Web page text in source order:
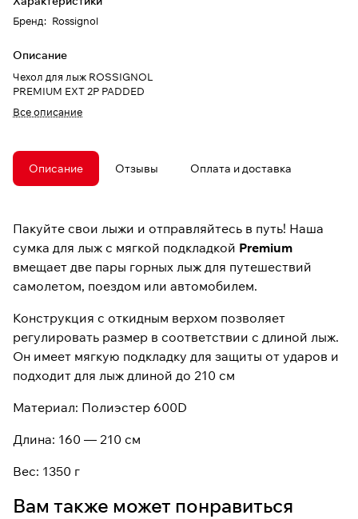
Бренд: Rossignol
Описание
Чехол для лыж ROSSIGNOL
PREMIUM EXT 2P PADDED
Все описание
Описание Отзывы Оплата и доставка
Пакуйте свои лыжи и отправляйтесь в путь! Наша
сумка для лыж с мягкой подкладкой Premium
вмещает две пары горных лыж для путешествий
самолетом, поездом или автомобилем.
Конструкция с откидным верхом позволяет
регулировать размер в соответствии с длиной лыж.
Он имеет мягкую подкладку для защиты от ударов и
подходит для лыж длиной до 210 см
Материал: Полиэстер 600D
Длина: 160 — 210 см
Вес: 1350 г
Вам также может понравиться